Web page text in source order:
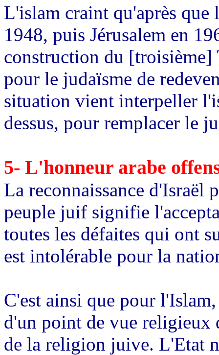
L'islam craint qu'après que
1948, puis Jérusalem en
construction du [troisième]
pour le judaïsme de
situation vient interpeller
dessus, pour remplacer le
5- L'honneur arabe
La reconnaissance d'Israël
peuple juif signifie
toutes les défaites qui ont
est intolérable pour la
C'est ainsi que pour
d'un point de vue religieux
de la religion juive. L'Etat